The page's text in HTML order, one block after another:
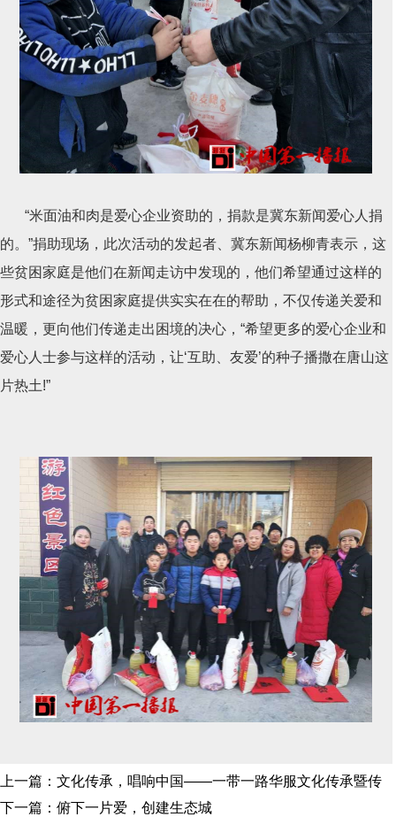
“米面油和肉是爱心企业资助的，捐款是冀东新闻爱心人捐
的。”捐助现场，此次活动的发起者、冀东新闻杨柳青表示，这
些贫困家庭是他们在新闻走访中发现的，他们希望通过这样的
形式和途径为贫困家庭提供实实在在的帮助，不仅传递关爱和
温暖，更向他们传递走出困境的决心，“希望更多的爱心企业和
爱心人士参与这样的活动，让‘互助、友爱’的种子播撒在唐山这
片热土!”
上一篇： 文化传承，唱响中国——一带一路华服文化传承暨传
唱中国 2019 公
下一篇： 俯下一片爱，创建生态城